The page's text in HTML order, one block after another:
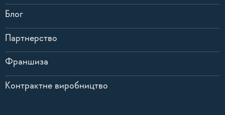
Блог
Партнерство
Франшиза
Контрактне виробництво